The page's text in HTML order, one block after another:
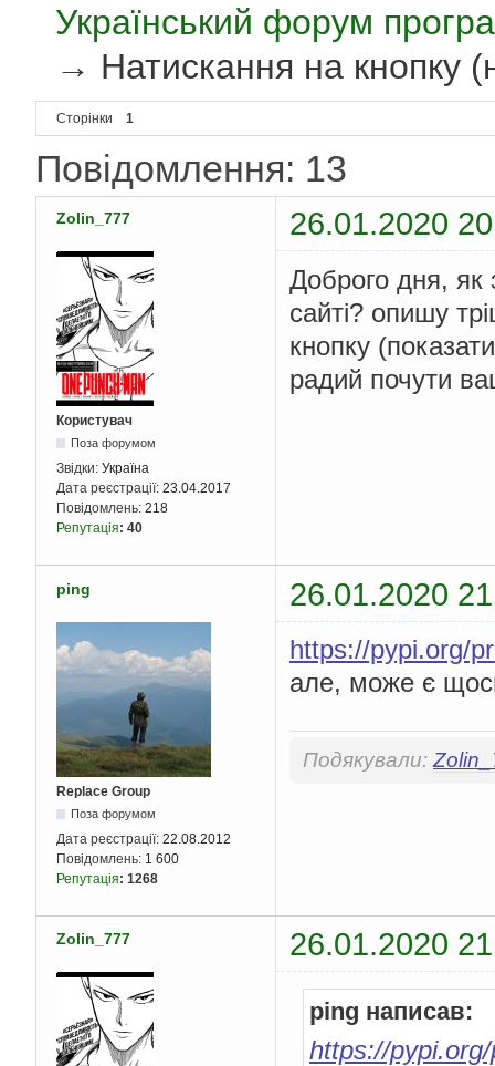
Український форум
→ Натискання на кнопку
Сторінки 1
Повідомлення: 13
Zolin_777 26.01.2020
Користувач
Поза форумом
Звідки: Україна
Дата реєстрації: 23.04.2017
Повідомлень: 218
Репутація: 40
Доброго дня, як
сайті? опишу
кнопку
радий почути
ping 26.01.2020
Replace Group
Поза форумом
Дата реєстрації: 22.08.2012
Повідомлень: 1 600
Репутація: 1268
https://pypi.org/
але, може є
Подякували:
Zolin_777 26.01.2020
ping написав:
https://